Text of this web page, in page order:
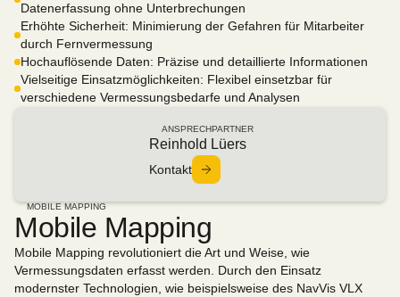
Datenerfassung ohne Unterbrechungen
Erhöhte Sicherheit: Minimierung der Gefahren für Mitarbeiter
durch Fernvermessung
Hochauflösende Daten: Präzise und detaillierte Informationen
Vielseitige Einsatzmöglichkeiten: Flexibel einsetzbar für
verschiedene Vermessungsbedarfe und Analysen
ANSPRECHPARTNER
Reinhold Lüers
Kontakt
MOBILE MAPPING
Mobile Mapping
Mobile Mapping revolutioniert die Art und Weise, wie
Vermessungsdaten erfasst werden. Durch den Einsatz
modernster Technologien, wie beispielsweise des NavVis VLX